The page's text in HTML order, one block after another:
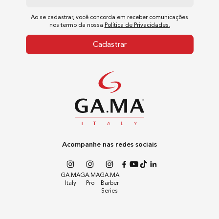
Temperatura Máxima
Ao se cadastrar, você concorda em receber comunicações
nos termo da nossa Política de Privacidades.
Cadastrar
Acompanhe nas redes sociais
GA.MA
Italy
GA.MA
Pro
GA.MA
Barber
Series